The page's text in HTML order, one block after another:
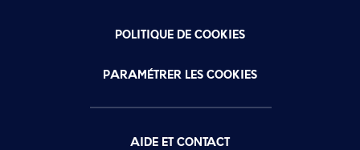
POLITIQUE DE COOKIES
PARAMÉTRER LES COOKIES
AIDE ET CONTACT